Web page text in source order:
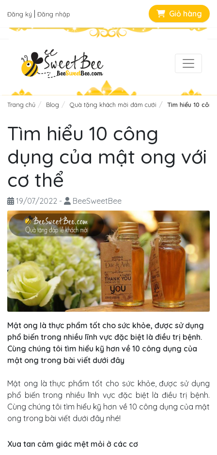
Đăng ký Đăng nhập Giỏ hàng
Trang chủ Blog Quà tặng khách mời đám cưới Tìm hiểu 10
Tìm hiểu 10 công
dụng của mật ong với
cơ thể
19/07/2022 - BeeSweetBee
Mật ong là thực phẩm tốt cho sức khỏe, được sử dụng
phổ biến trong nhiều lĩnh vực đặc biệt là điều trị bệnh.
Cùng chúng tôi tìm hiểu kỹ hơn về 10 công dụng của
mật ong trong bài viết dưới đây
Mật ong là thực phẩm tốt cho sức khỏe, được sử dụng
phổ biến trong nhiều lĩnh vực đặc biệt là điều trị bệnh.
Cùng chúng tôi tìm hiểu kỹ hơn về 10 công dụng của mật
ong trong bài viết dưới đây nhé!
Xua tan cảm giác mệt mỏi ở các cơ